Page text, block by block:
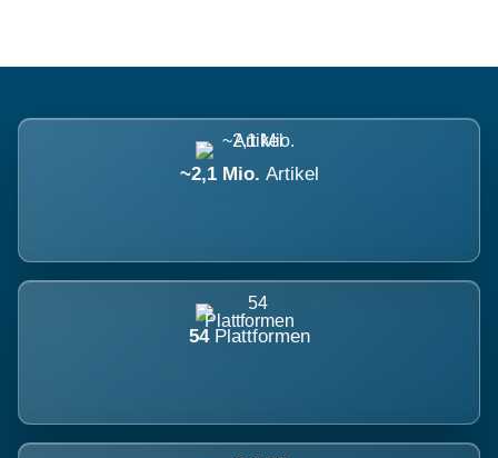
~2,1 Mio. Artikel
54 Plattformen